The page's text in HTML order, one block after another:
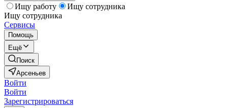
Ищу работу
Ищу сотрудника
Ищу сотрудника
Сервисы
Помощь
Ещё
Поиск
Арсеньев
Войти
Войти
Зарегистрироваться